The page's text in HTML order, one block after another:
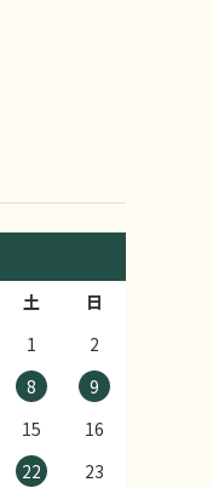
土
日
1
2
8
9
15
16
22
23